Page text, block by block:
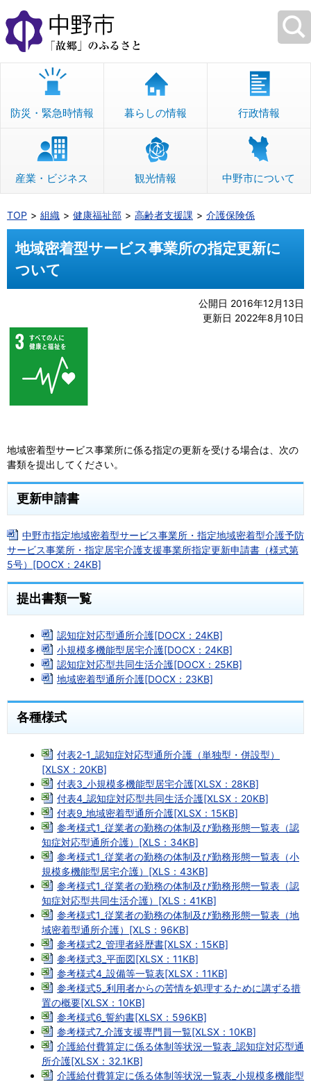
本
文
へ
移
防災・緊急時情報 暮らしの情報 行政情報
産業・ビジネス 観光情報 中野市について
TOP 組織 健康福祉部 高齢者支援課 介護保険係
地域密着型サービス事業所の指定更新に
ついて
公開日 2016年12月13日
更新日 2022年8月10日
地域密着型サービス事業所に係る指定の更新を受ける場合は、次の
書類を提出してください。
更新申請書
中野市指定地域密着型サービス事業所・指定地域密着型介護予防
サービス事業所・指定居宅介護支援事業所指定更新申請書（様式第
5号）[DOCX：24KB]
提出書類一覧
認知症対応型通所介護[DOCX：24KB]
小規模多機能型居宅介護[DOCX：24KB]
認知症対応型共同生活介護[DOCX：25KB]
地域密着型通所介護[DOCX：23KB]
各種様式
付表2-1_認知症対応型通所介護（単独型・併設型）
[XLSX：20KB]
付表3_小規模多機能型居宅介護[XLSX：28KB]
付表4_認知症対応型共同生活介護[XLSX：20KB]
付表9_地域密着型通所介護[XLSX：15KB]
参考様式1_従業者の勤務の体制及び勤務形態一覧表（認
知症対応型通所介護）[XLS：34KB]
参考様式1_従業者の勤務の体制及び勤務形態一覧表（小
規模多機能型居宅介護）[XLS：43KB]
参考様式1_従業者の勤務の体制及び勤務形態一覧表（認
知症対応型共同生活介護）[XLS：41KB]
参考様式1_従業者の勤務の体制及び勤務形態一覧表（地
域密着型通所介護）[XLS：96KB]
参考様式2_管理者経歴書[XLSX：15KB]
参考様式3_平面図[XLSX：11KB]
参考様式4_設備等一覧表[XLSX：11KB]
参考様式5_利用者からの苦情を処理するために講ずる措
置の概要[XLSX：10KB]
参考様式6_誓約書[XLSX：596KB]
参考様式7_介護支援専門員一覧[XLSX：10KB]
介護給付費算定に係る体制等状況一覧表_認知症対応型通
所介護[XLSX：32.1KB]
介護給付費算定に係る体制等状況一覧表_小規模多機能型